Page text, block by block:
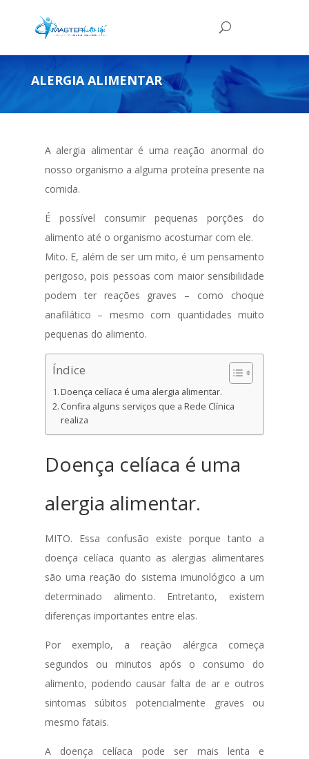
ALERGIA ALIMENTAR
A alergia alimentar é uma reação anormal do
nosso organismo a alguma proteína presente na
comida.
É possível consumir pequenas porções do
alimento até o organismo acostumar com ele.
Mito. E, além de ser um mito, é um pensamento
perigoso, pois pessoas com maior sensibilidade
podem ter reações graves – como choque
anafilático – mesmo com quantidades muito
pequenas do alimento.
Índice
Doença celíaca é uma alergia alimentar.
Confira alguns serviços que a Rede Clínica
realiza
Doença celíaca é uma
alergia alimentar.
MITO. Essa confusão existe porque tanto a
doença celíaca quanto as alergias alimentares
são uma reação do sistema imunológico a um
determinado alimento. Entretanto, existem
diferenças importantes entre elas.
Por exemplo, a reação alérgica começa
segundos ou minutos após o consumo do
alimento, podendo causar falta de ar e outros
sintomas súbitos potencialmente graves ou
mesmo fatais.
A doença celíaca pode ser mais lenta e